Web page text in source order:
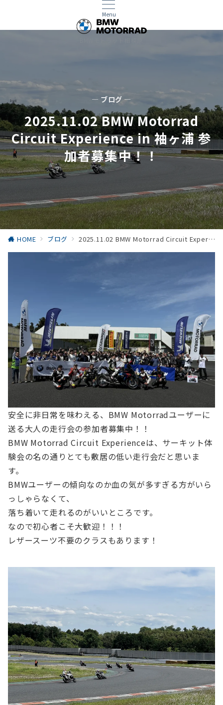
Menu
— ブログ —
2025.11.02 BMW Motorrad
Circuit Experience in 袖ヶ浦 参
加者募集中！！
HOME ブログ 2025.11.02 BMW Motorrad Circuit Experience in 袖ヶ浦 参加者募集中！！
安全に非日常を味わえる、BMW Motorradユーザーに
送る大人の走行会の参加者募集中！！
BMW Motorrad Circuit Experienceは、サーキット体
験会の名の通りとても敷居の低い走行会だと思いま
す。
BMWユーザーの傾向なのか血の気が多すぎる方がいら
っしゃらなくて、
落ち着いて走れるのがいいところです。
なので初心者こそ大歓迎！！！
レザースーツ不要のクラスもあります！